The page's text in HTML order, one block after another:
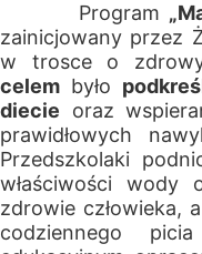
Program
zainicjowany przez
w trosce o zdrowy
celem było
diecie oraz
prawidłowych
Przedszkolaki
właściwości wody
zdrowie człowieka,
codziennego